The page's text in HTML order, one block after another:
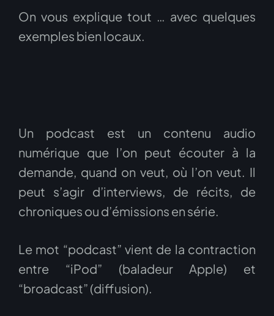
On vous explique tout … avec quelques
exemples bien locaux.
Un podcast est un contenu audio
numérique que l’on peut écouter à la
demande, quand on veut, où l’on veut. Il
peut s’agir d’interviews, de récits, de
chroniques ou d’émissions en série.
Le mot “podcast” vient de la contraction
entre “iPod” (baladeur Apple) et
“broadcast” (diffusion).